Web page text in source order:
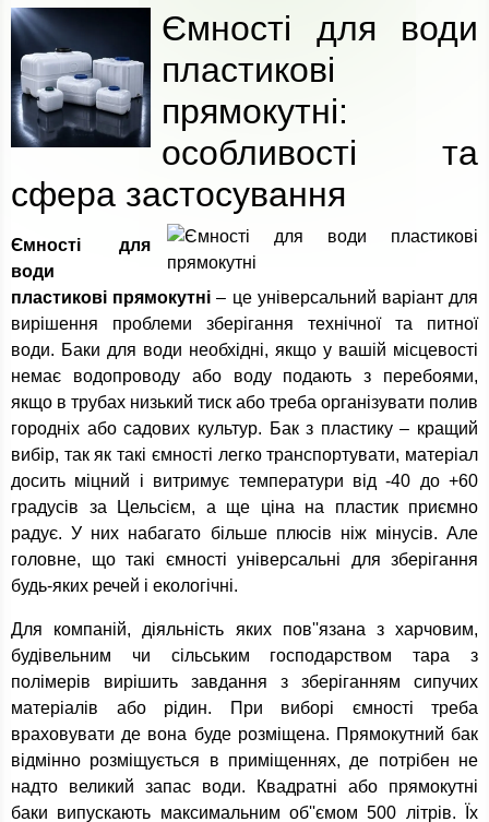
Ємності для води
пластикові
прямокутні:
особливості та
сфера застосування
Ємності для
води
пластикові прямокутні – це універсальний варіант для
вирішення проблеми зберігання технічної та питної
води. Баки для води необхідні, якщо у вашій місцевості
немає водопроводу або воду подають з перебоями,
якщо в трубах низький тиск або треба організувати полив
городніх або садових культур. Бак з пластику – кращий
вибір, так як такі ємності легко транспортувати, матеріал
досить міцний і витримує температури від -40 до +60
градусів за Цельсієм, а ще ціна на пластик приємно
радує. У них набагато більше плюсів ніж мінусів. Але
головне, що такі ємності універсальні для зберігання
будь-яких речей і екологічні.
Для компаній, діяльність яких пов''язана з харчовим,
будівельним чи сільським господарством тара з
полімерів вирішить завдання з зберіганням сипучих
матеріалів або рідин. При виборі ємності треба
враховувати де вона буде розміщена. Прямокутний бак
відмінно розміщується в приміщеннях, де потрібен не
надто великий запас води. Квадратні або прямокутні
баки випускають максимальним об''ємом 500 літрів. Їх